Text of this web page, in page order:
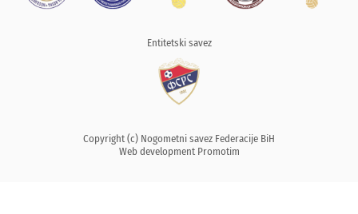
Entitetski savez
Copyright (c) Nogometni savez Federacije BiH
Web development Promotim